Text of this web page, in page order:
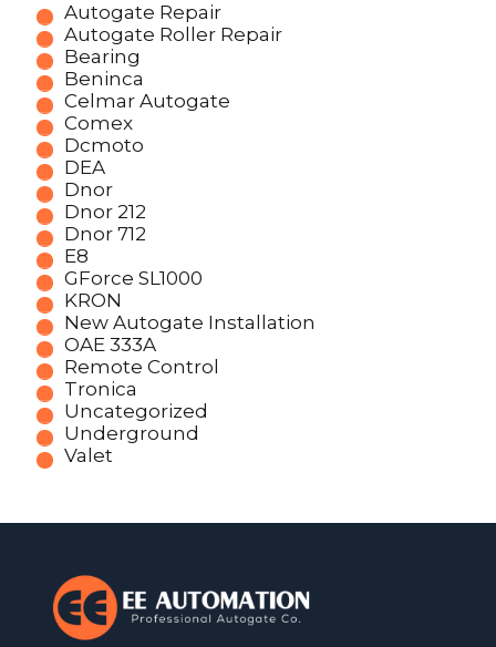
Autogate Repair
Autogate Roller Repair
Bearing
Beninca
Celmar Autogate
Comex
Dcmoto
DEA
Dnor
Dnor 212
Dnor 712
E8
GForce SL1000
KRON
New Autogate Installation
OAE 333A
Remote Control
Tronica
Uncategorized
Underground
Valet